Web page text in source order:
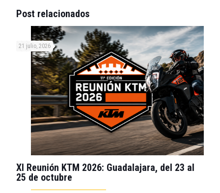
Post relacionados
21 julio, 2026
XI Reunión KTM 2026: Guadalajara, del 23 al
25 de octubre